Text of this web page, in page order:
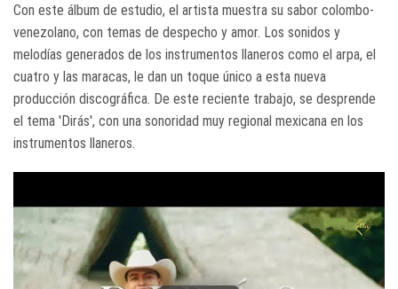
Con este álbum de estudio, el artista muestra su sabor colombo-
venezolano, con temas de despecho y amor. Los sonidos y
melodías generados de los instrumentos llaneros como el arpa, el
cuatro y las maracas, le dan un toque único a esta nueva
producción discográfica. De este reciente trabajo, se desprende
el tema 'Dirás', con una sonoridad muy regional mexicana en los
instrumentos llaneros.